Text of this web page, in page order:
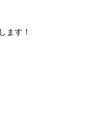
ます！